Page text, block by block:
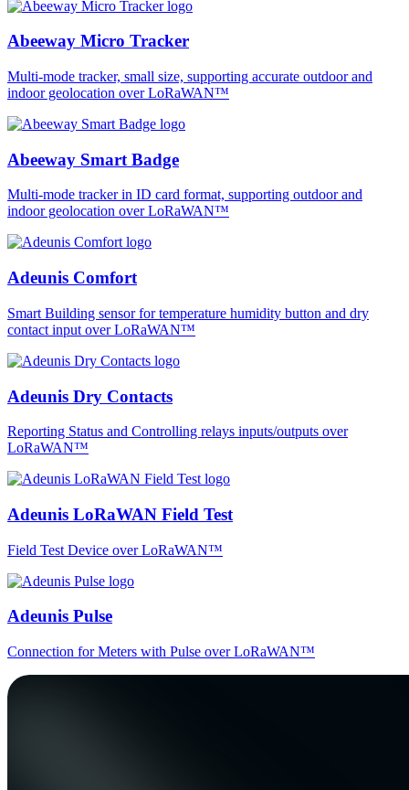
Abeeway Micro Tracker
Multi-mode tracker, small size, supporting accurate outdoor and
indoor geolocation over LoRaWAN™
Abeeway Smart Badge
Multi-mode tracker in ID card format, supporting outdoor and
indoor geolocation over LoRaWAN™
Adeunis Comfort
Smart Building sensor for temperature humidity button and dry
contact input over LoRaWAN™
Adeunis Dry Contacts
Reporting Status and Controlling relays inputs/outputs over
LoRaWAN™
Adeunis LoRaWAN Field Test
Field Test Device over LoRaWAN™
Adeunis Pulse
Connection for Meters with Pulse over LoRaWAN™